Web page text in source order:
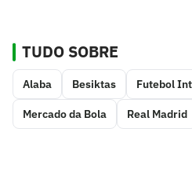
TUDO SOBRE
Alaba Besiktas Futebol
Mercado da Bola Real Madrid